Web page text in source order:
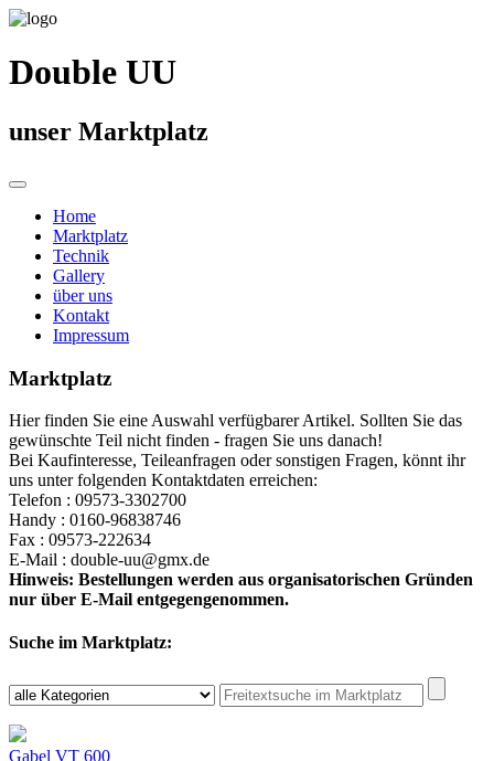
Double UU
unser Marktplatz
Home
Marktplatz
Technik
Gallery
über uns
Kontakt
Impressum
Marktplatz
Hier finden Sie eine Auswahl verfügbarer Artikel. Sollten Sie das
gewünschte Teil nicht finden - fragen Sie uns danach!
Bei Kaufinteresse, Teileanfragen oder sonstigen Fragen, könnt ihr
uns unter folgenden Kontaktdaten erreichen:
Telefon : 09573-3302700
Handy : 0160-96838746
Fax : 09573-222634
E-Mail : double-uu@gmx.de
Hinweis: Bestellungen werden aus organisatorischen Gründen
nur über E-Mail entgegengenommen.
Suche im Marktplatz:
Gabel VT 600